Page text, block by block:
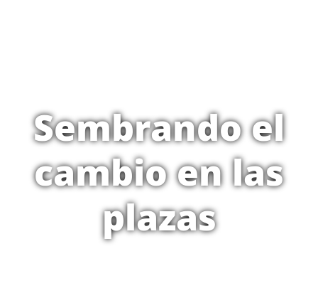
Sembrando el
cambio en las
plazas